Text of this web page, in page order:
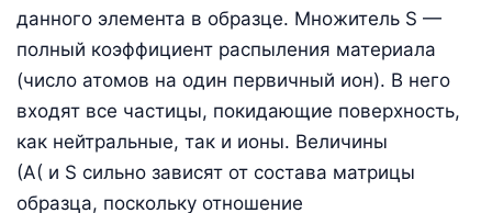
данного элемента в образце. Множитель S —
полный коэффициент распыления материала
(число атомов на один первичный ион). В него
входят все частицы, покидающие поверхность,
как нейтральные, так и ионы. Величины
(А( и S сильно зависят от состава матрицы
образца, поскольку отношение